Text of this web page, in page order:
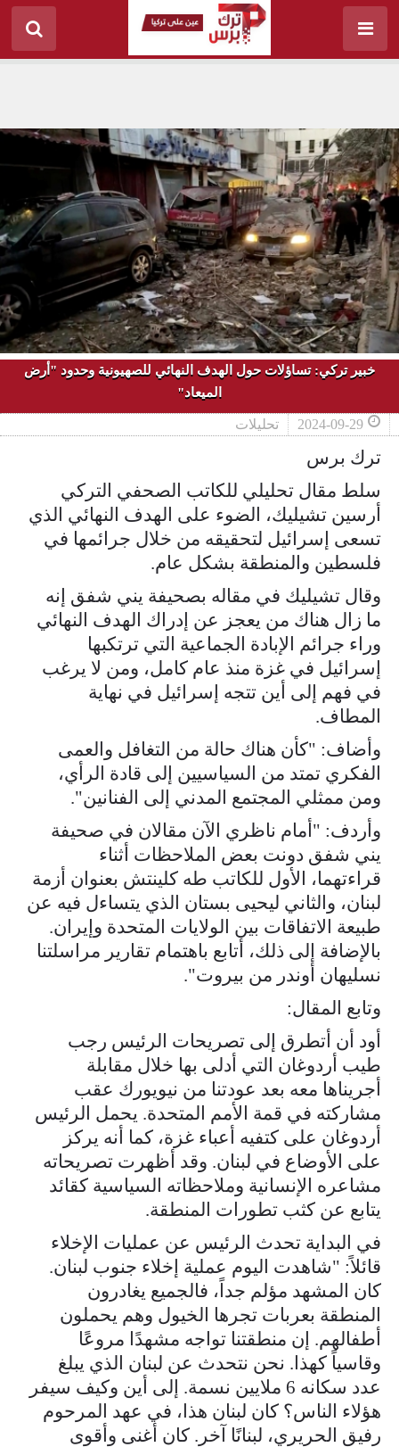
خبير تركي: تساؤلات حول الهدف النهائي للصهيونية وحدود "أرض
الميعاد"
2024-09-29 تحليلات
ترك برس
سلط مقال تحليلي للكاتب الصحفي التركي
أرسين تشيليك، الضوء على الهدف النهائي الذي
تسعى إسرائيل لتحقيقه من خلال جرائمها في
فلسطين والمنطقة بشكل عام.
وقال تشيليك في مقاله بصحيفة يني شفق إنه
ما زال هناك من يعجز عن إدراك الهدف النهائي
وراء جرائم الإبادة الجماعية التي ترتكبها
إسرائيل في غزة منذ عام كامل، ومن لا يرغب
في فهم إلى أين تتجه إسرائيل في نهاية
المطاف.
وأضاف: "كأن هناك حالة من التغافل والعمى
الفكري تمتد من السياسيين إلى قادة الرأي،
ومن ممثلي المجتمع المدني إلى الفنانين".
وأردف: "أمام ناظري الآن مقالان في صحيفة
يني شفق دونت بعض الملاحظات أثناء
قراءتهما، الأول للكاتب طه كلينتش بعنوان أزمة
لبنان، والثاني ليحيى بستان الذي يتساءل فيه عن
طبيعة الاتفاقات بين الولايات المتحدة وإيران.
بالإضافة إلى ذلك، أتابع باهتمام تقارير مراسلتنا
نسليهان أوندر من بيروت".
وتابع المقال:
أود أن أتطرق إلى تصريحات الرئيس رجب
طيب أردوغان التي أدلى بها خلال مقابلة
أجريناها معه بعد عودتنا من نيويورك عقب
مشاركته في قمة الأمم المتحدة. يحمل الرئيس
أردوغان على كتفيه أعباء غزة، كما أنه يركز
على الأوضاع في لبنان. وقد أظهرت تصريحاته
مشاعره الإنسانية وملاحظاته السياسية كقائد
يتابع عن كثب تطورات المنطقة.
في البداية تحدث الرئيس عن عمليات الإخلاء
قائلاً: "شاهدت اليوم عملية إخلاء جنوب لبنان.
كان المشهد مؤلم جداً، فالجميع يغادرون
المنطقة بعربات تجرها الخيول وهم يحملون
أطفالهم. إن منطقتنا تواجه مشهدًا مروعًا
وقاسياً كهذا. نحن نتحدث عن لبنان الذي يبلغ
عدد سكانه 6 ملايين نسمة. إلى أين وكيف سيفر
هؤلاء الناس؟ كان لبنان هذا، في عهد المرحوم
رفيق الحريري، لبنانًا آخر. كان أغنى وأقوى